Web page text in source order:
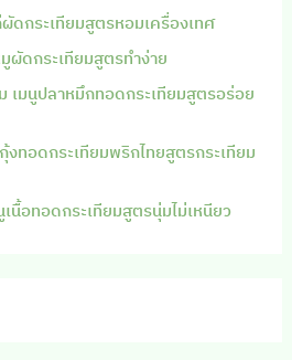
ผัดกระเทียมสูตรหอมเครื่องเทศ
ผัดกระเทียมสูตรทำง่าย
เมนูปลาหมึกทอดกระเทียมสูตรอร่อย
งทอดกระเทียมพริกไทยสูตรกระเทียม
นื้อทอดกระเทียมสูตรนุ่มไม่เหนียว